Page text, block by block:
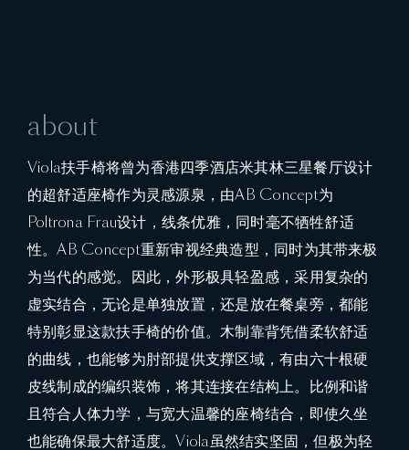
about
Viola扶手椅将曾为香港四季酒店米其林三星餐厅设计
的超舒适座椅作为灵感源泉，由AB Concept为
Poltrona Frau设计，线条优雅，同时毫不牺牲舒适
性。AB Concept重新审视经典造型，同时为其带来极
为当代的感觉。因此，外形极具轻盈感，采用复杂的
虚实结合，无论是单独放置，还是放在餐桌旁，都能
特别彰显这款扶手椅的价值。木制靠背凭借柔软舒适
的曲线，也能够为肘部提供支撑区域，有由六十根硬
皮线制成的编织装饰，将其连接在结构上。比例和谐
且符合人体力学，与宽大温馨的座椅结合，即使久坐
也能确保最大舒适度。Viola虽然结实坚固，但极为轻